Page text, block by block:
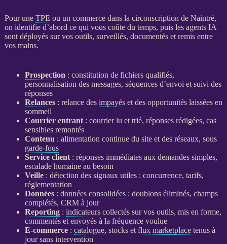
Pour une TPE ou un commerce dans la circonscription de Naintré,
on identifie d’abord ce qui vous coûte du temps, puis les agents IA
sont déployés sur vos outils, surveillés, documentés et remis entre
vos mains.
Prospection : constitution de fichiers qualifiés,
personnalisation des messages, séquences d’envoi et suivi des
réponses
Relances: relancedes impayéset des opportunités laissées en
sommeil
Courrier entrant: courrier lu et trié, réponses rédigées, cas
sensibles remontés
Contenu : alimentation continue du site et des réseaux, sous
garde-fous
Service client: réponses immédiates aux demandes simples,
escalade humaine au besoin
Veille: détection des signaux utiles : concurrence, tarifs,
réglementation
Données: données consolidées: doublons éliminés, champs
complétés, CRMà jour
Reporting: indicateurscollectés sur vos outils, mis en forme,
commentés et envoyés à la fréquence voulue
E-commerce: catalogue, stocks et flux marketplacetenus à
jour sans intervention